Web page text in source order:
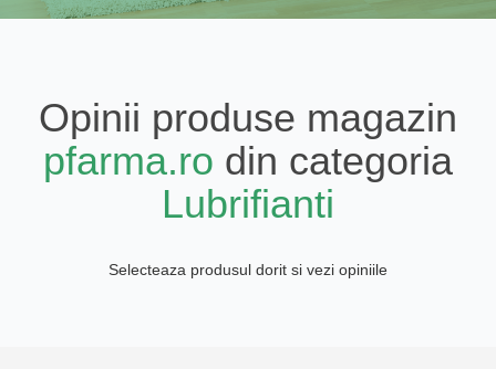
Opinii produse magazin
pfarma.ro din categoria
Lubrifianti
Selecteaza produsul dorit si vezi opiniile